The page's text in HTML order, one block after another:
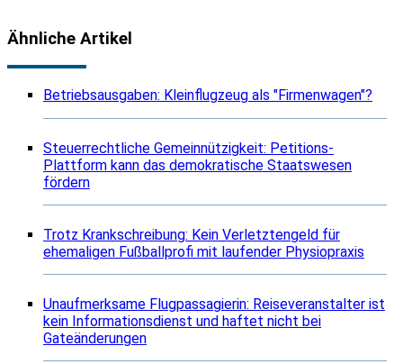
Ähnliche Artikel
Betriebsausgaben: Kleinflugzeug als "Firmenwagen"?
Steuerrechtliche Gemeinnützigkeit: Petitions-
Plattform kann das demokratische Staatswesen
fördern
Trotz Krankschreibung: Kein Verletztengeld für
ehemaligen Fußballprofi mit laufender Physiopraxis
Unaufmerksame Flugpassagierin: Reiseveranstalter ist
kein Informationsdienst und haftet nicht bei
Gateänderungen